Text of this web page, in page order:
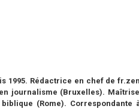
1995. Rédactrice en chef de
journalisme (Bruxelles).
(Rome). Correspondante